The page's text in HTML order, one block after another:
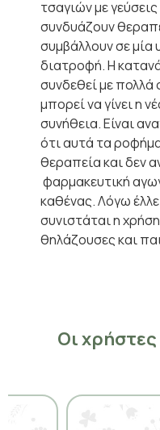
τσαγιών με
συνδυάζουν
συμβάλλουν σε μία
διατροφή. Η
συνδεθεί με πολλά
μπορεί να γίνει η
συνήθεια. Είναι
ότι αυτά τα
θεραπεία και δεν
φαρμακευτική
καθένας. Λόγω
συνιστάται η
θηλάζουσες και
Οι